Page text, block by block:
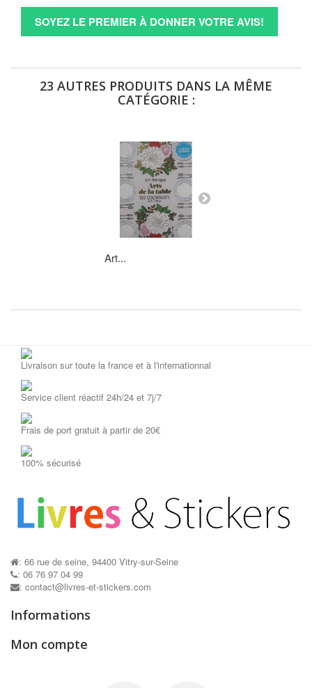
SOYEZ LE PREMIER À DONNER VOTRE AVIS!
23 AUTRES PRODUITS DANS LA MÊME
CATÉGORIE :
Art...
Livraison sur toute la france et à l'internationnal
Service client réactif 24h/24 et 7j/7
Frais de port gratuit à partir de 20€
100% sécurisé
: 66 rue de seine, 94400 Vitry-sur-Seine
: 06 76 97 04 99
: contact@livres-et-stickers.com
Informations
Mon compte